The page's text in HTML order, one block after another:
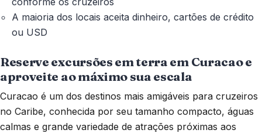
A maioria dos locais aceita dinheiro, cartões de crédito
ou USD
Reserve excursões em terra em Curacao e
aproveite ao máximo sua escala
Curacao é um dos destinos mais amigáveis para cruzeiros
no Caribe, conhecida por seu tamanho compacto, águas
calmas e grande variedade de atrações próximas aos